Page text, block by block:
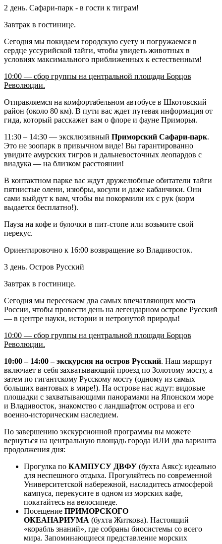
2 день. Сафари-парк - в гости к тиграм!
Завтрак в гостинице.
Сегодня мы покидаем городскую суету и погружаемся в
сердце уссурийской тайги, чтобы увидеть животных в
условиях максимального приближенных к естественным!
10:00 — сбор группы на центральной площади Борцов
Революции.
Отправляемся на комфортабельном автобусе в Шкотовский
район (около 80 км). В пути вас ждет путевая информация от
гида, который расскажет вам о флоре и фауне Приморья.
11:30 – 14:30 — эксклюзивный Приморский Сафари-парк.
Это не зоопарк в привычном виде! Вы гарантированно
увидите амурских тигров и дальневосточных леопардов с
виадука — на близком расстоянии!
В контактном парке вас ждут дружелюбные обитатели тайги
пятнистые олени, изюбры, косули и даже кабанчики. Они
сами выйдут к вам, чтобы вы покормили их с рук (корм
выдается бесплатно!).
Пауза на кофе и булочки в пит-стопе или возьмите свой
перекус.
Ориентировочно к 16:00 возвращение во Владивосток.
3 день. Остров Русский
Завтрак в гостинице.
Сегодня мы пересекаем два самых впечатляющих моста
России, чтобы провести день на легендарном острове Русский
— в центре науки, истории и нетронутой природы!
10:00 — сбор группы на центральной площади Борцов
Революции.
10:00 – 14:00 – экскурсия на остров Русский. Наш маршрут
включает в себя захватывающий проезд по Золотому мосту, а
затем по гигантскому Русскому мосту (одному из самых
больших вантовых в мире!). На острове нас ждут: видовые
площадки с захватывающими панорамами на Японском море
и Владивосток, знакомство с ландшафтом острова и его
военно-историческим наследием.
По завершению экскурсионной программы вы можете
вернуться на центральную площадь города ИЛИ два варианта
продолжения дня:
Прогулка по КАМПУСУ ДВФУ (бухта Аякс): идеально
для неспешного отдыха. Прогуляйтесь по современной
Университетской набережной, насладитесь атмосферой
кампуса, перекусите в одном из морских кафе,
покатайтесь на велосипеде.
Посещение ПРИМОРСКОГО
ОКЕАНАРИУМА (бухта Житкова). Настоящий
«корабль знаний», где собраны биосистемы со всего
мира. Запоминающиеся представление морских